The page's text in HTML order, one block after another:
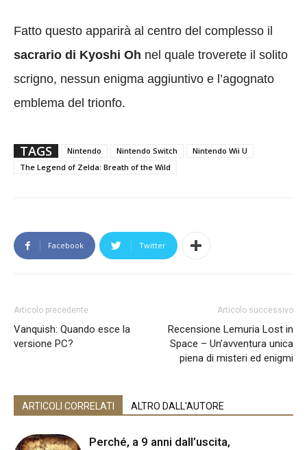
Fatto questo apparirà al centro del complesso il
sacrario di Kyoshi Oh nel quale troverete il solito
scrigno, nessun enigma aggiuntivo e l’agognato
emblema del trionfo.
TAGS Nintendo Nintendo Switch
Nintendo Wii U
The Legend of Zelda: Breath of the Wild
Facebook Twitter
Articolo precedente
Vanquish: Quando esce la
versione PC?
Articolo successivo
Recensione Lemuria Lost in
Space – Un’avventura unica
piena di misteri ed enigmi
ARTICOLI CORRELATI ALTRO DALL'AUTORE
Perché, a 9 anni dall’uscita,